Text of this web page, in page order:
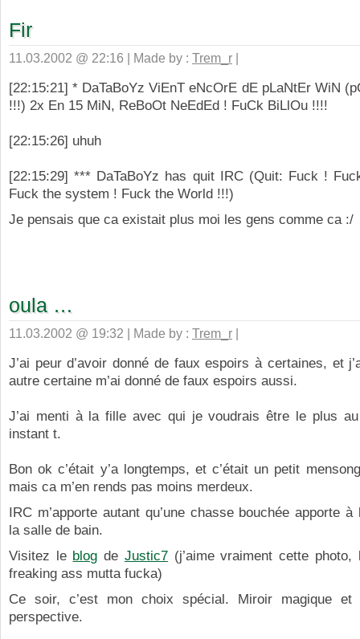
Fir
11.03.2002 @ 22:16 | Made by : Trem_r |
[22:15:21] * DaTaBoYz ViEnT eNcOrE dE pLaNtEr WiN
!!!) 2x En 15 MiN, ReBoOt NeEdEd ! FuCk BiLlOu !!!!
[22:15:26] uhuh
[22:15:29] *** DaTaBoYz has quit IRC (Quit: Fuck !
Fuck the system ! Fuck the World !!!)
Je pensais que ca existait plus moi les gens comme ca :/
oula …
11.03.2002 @ 19:32 | Made by : Trem_r |
J’ai peur d’avoir donné de faux espoirs à certaines, et
autre certaine m’ai donné de faux espoirs aussi.
J’ai menti à la fille avec qui je voudrais être le plus
instant t.
Bon ok c’était y’a longtemps, et c’était un petit
mais ca m’en rends pas moins merdeux.
IRC m’apporte autant qu’une chasse bouchée apporte à
la salle de bain.
Visitez le blog de Justic7(j’aime vraiment cette photo,
freaking ass mutta fucka)
Ce soir, c’est mon choix spécial. Miroir magique et
perspective.